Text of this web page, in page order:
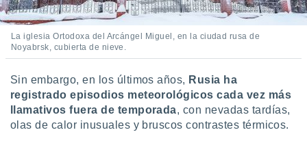
La iglesia Ortodoxa del Arcángel Miguel, en la ciudad rusa de
Noyabrsk, cubierta de nieve.
Sin embargo, en los últimos años, Rusia ha
registrado episodios meteorológicos cada vez más
llamativos fuera de temporada, con nevadas tardías,
olas de calor inusuales y bruscos contrastes térmicos.